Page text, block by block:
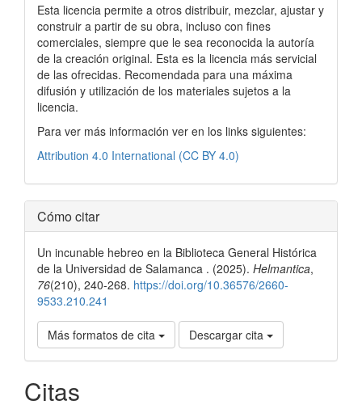
Esta licencia permite a otros distribuir, mezclar, ajustar y
construir a partir de su obra, incluso con fines
comerciales, siempre que le sea reconocida la autoría
de la creación original. Esta es la licencia más servicial
de las ofrecidas. Recomendada para una máxima
difusión y utilización de los materiales sujetos a la
licencia.
Para ver más información ver en los links siguientes:
Attribution 4.0 International (CC BY 4.0)
Cómo citar
Un incunable hebreo en la Biblioteca General Histórica
de la Universidad de Salamanca . (2025). Helmantica,
76(210), 240-268. https://doi.org/10.36576/2660-
9533.210.241
Más formatos de cita Descargar cita
Citas